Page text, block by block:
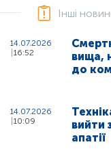
Інші
14.07.2026
16:52
вища,
до
14.07.2026
10:09
вийти
апатії